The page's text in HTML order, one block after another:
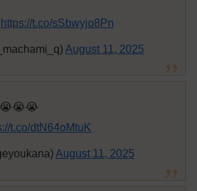
https://t.co/sSbwyjo8Pn
August 11, 2025
t.co/dtN64oMtuK
August 11, 2025